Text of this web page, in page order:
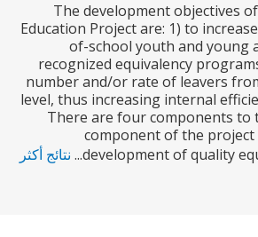
The development
Education Project are: 1) to
of-school youth and
recognized equivalency
number and/or rate of
level, thus increasing
There are four
component of the
development of
نتائج أكثر